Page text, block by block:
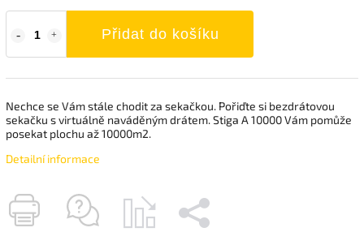
Přidat do košíku
Nechce se Vám stále chodit za sekačkou. Pořiďte si bezdrátovou
sekačku s virtuálně naváděným drátem. Stiga A 10000 Vám pomůže
posekat plochu až 10000m2.
Detailní informace